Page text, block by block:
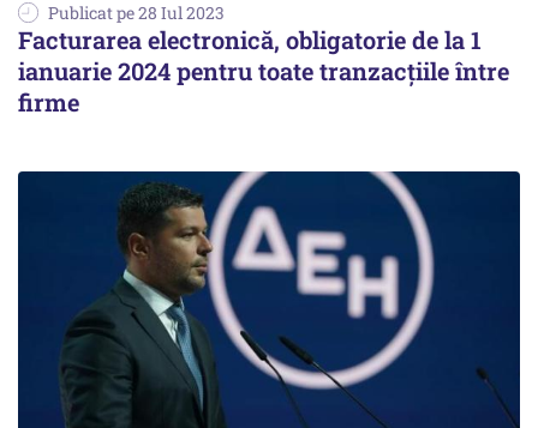
Publicat pe 28 Iul 2023
Facturarea electronică, obligatorie de la 1
ianuarie 2024 pentru toate tranzacțiile între
firme